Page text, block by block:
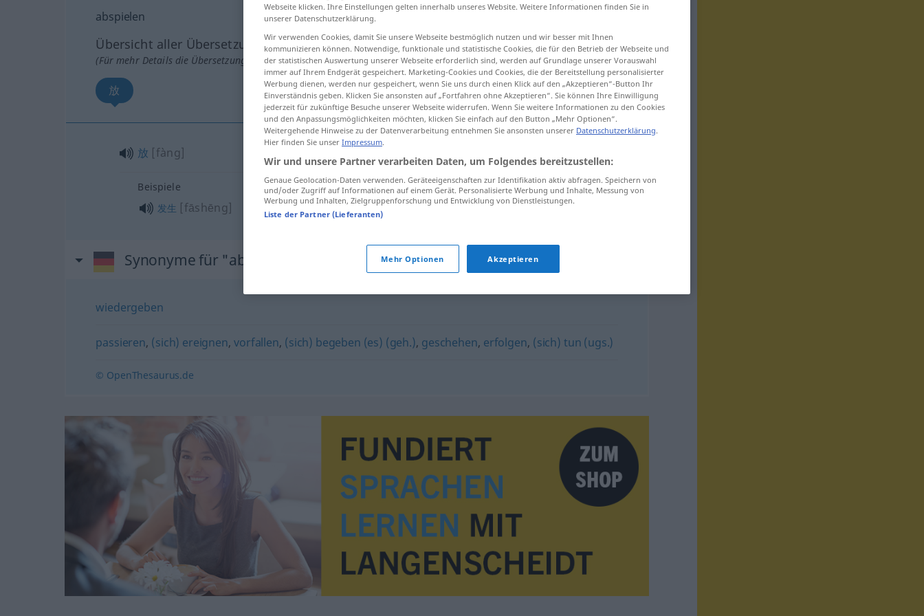
abspielen
Übersicht aller Übersetzungen
(Für mehr Details die Übersetzung anklicken/antippen)
放
放 [fàng]
Beispiele
发生 [fāshēng] sich abspielen
Synonyme für "abspielen"
wiedergeben
passieren, (sich) ereignen,vorfallen, (sich) begeben (es) (geh.), geschehen, erfolgen, (sich) tun (ugs.)
© OpenThesaurus.de
Webseite klicken. Ihre Einstellungen gelten innerhalb unseres Website. Weitere Informationen finden Sie in
unserer Datenschutzerklärung.
Wir verwenden Cookies, damit Sie unsere Webseite bestmöglich nutzen und wir besser mit Ihnen
kommunizieren können. Notwendige, funktionale und statistische Cookies, die für den Betrieb der Webseite und
der statistischen Auswertung unserer Webseite erforderlich sind, werden auf Grundlage unserer Vorauswahl
immer auf Ihrem Endgerät gespeichert. Marketing-Cookies und Cookies, die der Bereitstellung personalisierter
Werbung dienen, werden nur gespeichert, wenn Sie uns durch einen Klick auf den „Akzeptieren“-Button Ihr
Einverständnis geben. Klicken Sie ansonsten auf „Fortfahren ohne Akzeptieren“. Sie können Ihre Einwilligung
jederzeit für zukünftige Besuche unserer Webseite widerrufen. Wenn Sie weitere Informationen zu den Cookies
und den Anpassungsmöglichkeiten möchten, klicken Sie einfach auf den Button „Mehr Optionen“.
Weitergehende Hinweise zu der Datenverarbeitung entnehmen Sie ansonsten unserer Datenschutzerklärung.
Hier finden Sie unser Impressum.
Wir und unsere Partner verarbeiten Daten, um Folgendes bereitzustellen:
Genaue Geolocation-Daten verwenden. Geräteeigenschaften zur Identifikation aktiv abfragen. Speichern von
und/oder Zugriff auf Informationen auf einem Gerät. Personalisierte Werbung und Inhalte, Messung von
Werbung und Inhalten, Zielgruppenforschung und Entwicklung von Dienstleistungen.
Liste der Partner (Lieferanten)
Mehr Optionen Akzeptieren